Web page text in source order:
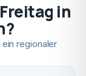
in
regionaler